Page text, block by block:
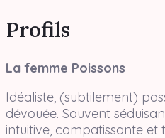
Profils
La femme Poissons
Idéaliste, (subtilement)
dévouée. Souvent
intuitive, compatissante et